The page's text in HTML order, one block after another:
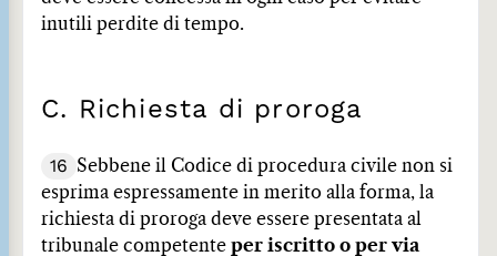
inutili perdite di tempo.
C. Richiesta di proroga
16
Sebbene il Codice di procedura civile non si
esprima espressamente in merito alla forma, la
richiesta di proroga deve essere presentata al
tribunale competente per iscritto o per via